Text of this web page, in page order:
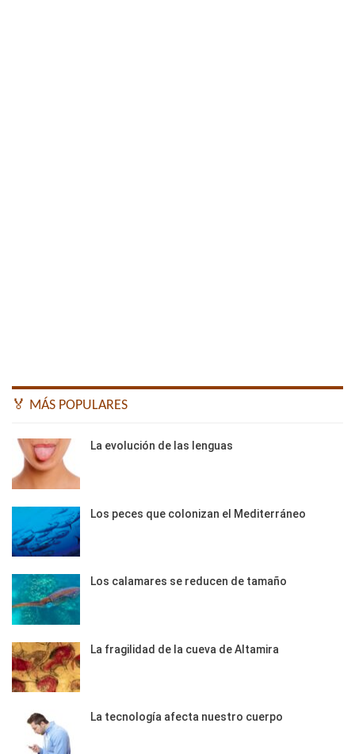
🏅 MÁS POPULARES
La evolución de las lenguas
Los peces que colonizan el Mediterráneo
Los calamares se reducen de tamaño
La fragilidad de la cueva de Altamira
La tecnología afecta nuestro cuerpo